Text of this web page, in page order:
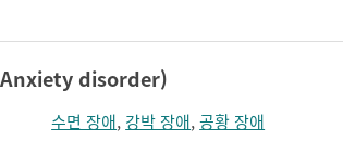
disorder)
수면 장애, 강박 장애,공황 장애